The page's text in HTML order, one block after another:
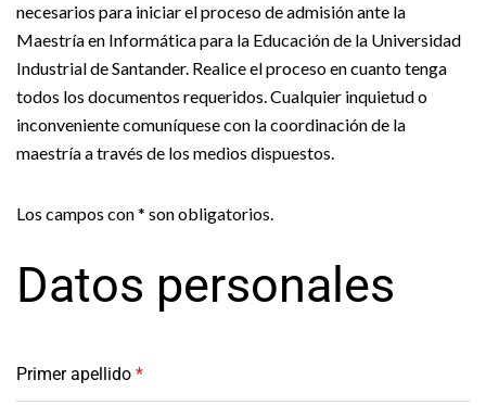
necesarios para iniciar el proceso de admisión ante la
Maestría en Informática para la Educación de la Universidad
Industrial de Santander. Realice el proceso en cuanto tenga
todos los documentos requeridos. Cualquier inquietud o
inconveniente comuníquese con la coordinación de la
maestría a través de los medios dispuestos.
Los campos con * son obligatorios.
Datos personales
Primer apellido *